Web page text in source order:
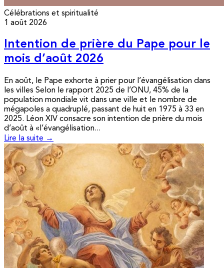
Célébrations et spiritualité
1 août 2026
Intention de prière du Pape pour le
mois d’août 2026
En août, le Pape exhorte à prier pour l’évangélisation dans
les villes Selon le rapport 2025 de l’ONU, 45% de la
population mondiale vit dans une ville et le nombre de
mégapoles a quadruplé, passant de huit en 1975 à 33 en
2025. Léon XIV consacre son intention de prière du mois
d’août à «l’évangélisation...
Lire la suite →